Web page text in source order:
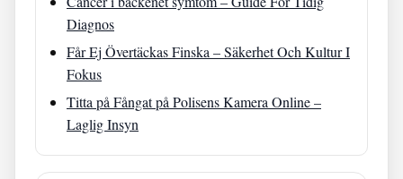
Diagnos
Får Ej Övertäckas Finska – Säkerhet Och Kultur I
Fokus
Titta på Fångat på Polisens Kamera Online –
Laglig Insyn